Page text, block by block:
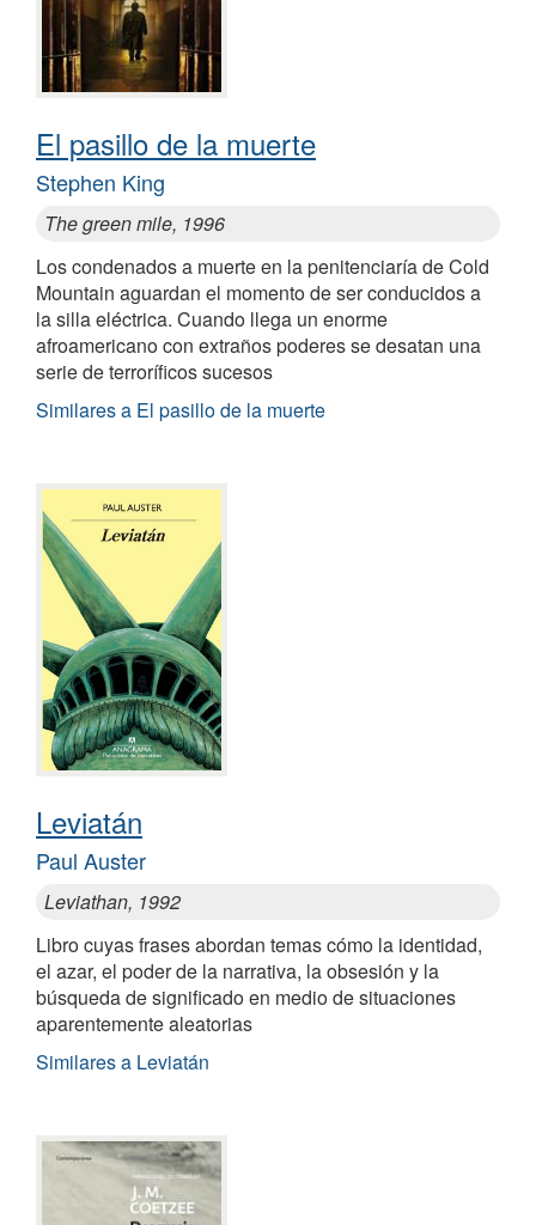
El pasillo de la muerte
Stephen King
The green mile, 1996
Los condenados a muerte en la penitenciaría de Cold
Mountain aguardan el momento de ser conducidos a
la silla eléctrica. Cuando llega un enorme
afroamericano con extraños poderes se desatan una
serie de terroríficos sucesos
Similares a El pasillo de la muerte
Leviatán
Paul Auster
Leviathan, 1992
Libro cuyas frases abordan temas cómo la identidad,
el azar, el poder de la narrativa, la obsesión y la
búsqueda de significado en medio de situaciones
aparentemente aleatorias
Similares a Leviatán